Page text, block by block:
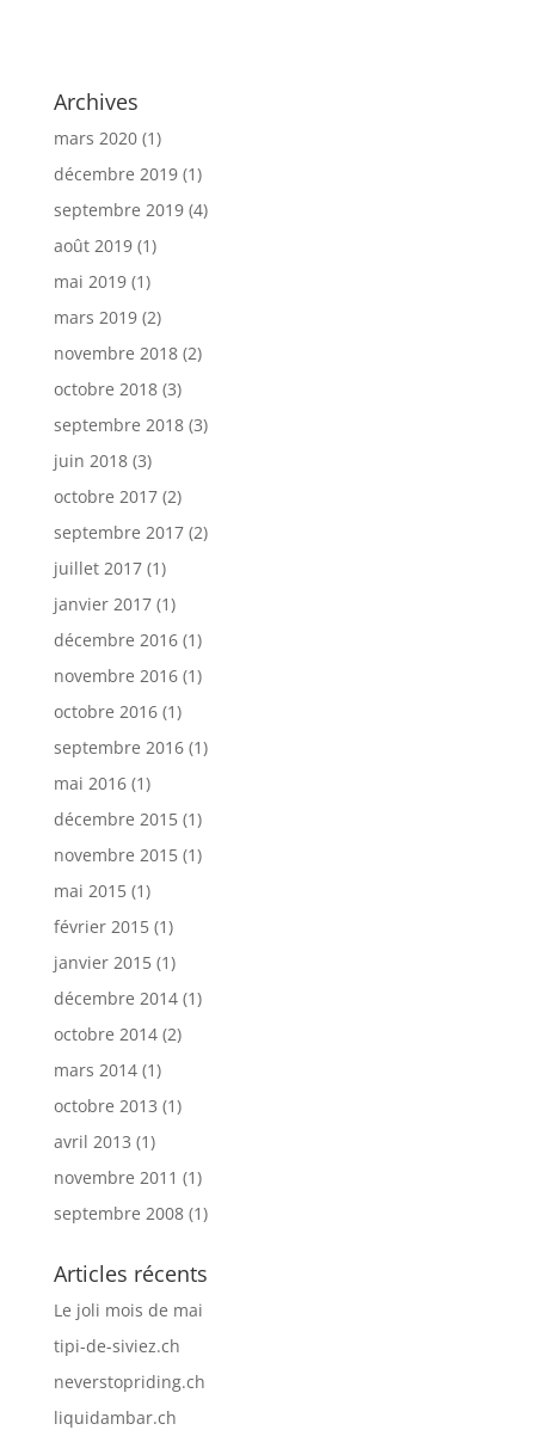
Archives
mars 2020(1)
décembre 2019(1)
septembre 2019(4)
août 2019(1)
mai 2019(1)
mars 2019(2)
novembre 2018(2)
octobre 2018(3)
septembre 2018(3)
juin 2018(3)
octobre 2017(2)
septembre 2017(2)
juillet 2017(1)
janvier 2017(1)
décembre 2016(1)
novembre 2016(1)
octobre 2016(1)
septembre 2016(1)
mai 2016(1)
décembre 2015(1)
novembre 2015(1)
mai 2015(1)
février 2015(1)
janvier 2015(1)
décembre 2014(1)
octobre 2014(2)
mars 2014(1)
octobre 2013 (1)
avril 2013 (1)
novembre 2011 (1)
septembre 2008(1)
Articles récents
Le joli mois de mai
tipi-de-siviez.ch
neverstopriding.ch
liquidambar.ch